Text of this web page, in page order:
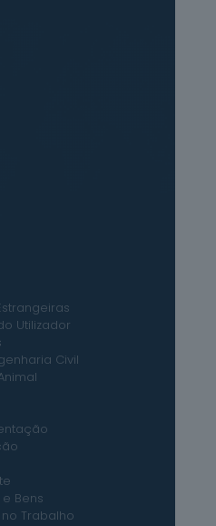
Utilizador
Civil
Bens
Trabalho